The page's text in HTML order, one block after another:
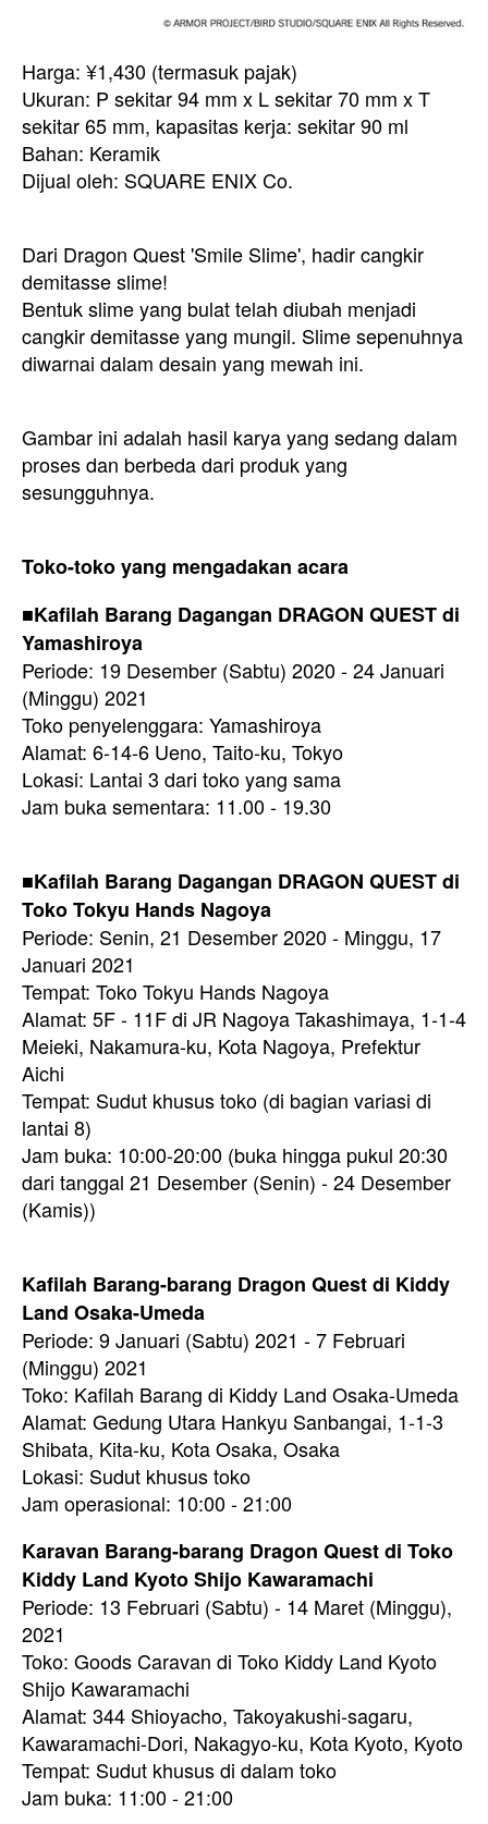
Harga: ¥1,430 (termasuk pajak)
Ukuran: P sekitar 94 mm x L sekitar 70 mm x T
sekitar 65 mm, kapasitas kerja: sekitar 90 ml
Bahan: Keramik
Dijual oleh: SQUARE ENIX Co.
Dari Dragon Quest 'Smile Slime', hadir cangkir
demitasse slime!
Bentuk slime yang bulat telah diubah menjadi
cangkir demitasse yang mungil. Slime sepenuhnya
diwarnai dalam desain yang mewah ini.
Gambar ini adalah hasil karya yang sedang dalam
proses dan berbeda dari produk yang
sesungguhnya.
Toko-toko yang mengadakan acara
■Kafilah Barang Dagangan DRAGON QUEST di
Yamashiroya
Periode: 19 Desember (Sabtu) 2020 - 24 Januari
(Minggu) 2021
Toko penyelenggara: Yamashiroya
Alamat: 6-14-6 Ueno, Taito-ku, Tokyo
Lokasi: Lantai 3 dari toko yang sama
Jam buka sementara: 11.00 - 19.30
■Kafilah Barang Dagangan DRAGON QUEST di
Toko Tokyu Hands Nagoya
Periode: Senin, 21 Desember 2020 - Minggu, 17
Januari 2021
Tempat: Toko Tokyu Hands Nagoya
Alamat: 5F - 11F di JR Nagoya Takashimaya, 1-1-4
Meieki, Nakamura-ku, Kota Nagoya, Prefektur
Aichi
Tempat: Sudut khusus toko (di bagian variasi di
lantai 8)
Jam buka: 10:00-20:00 (buka hingga pukul 20:30
dari tanggal 21 Desember (Senin) - 24 Desember
(Kamis))
Kafilah Barang-barang Dragon Quest di Kiddy
Land Osaka-Umeda
Periode: 9 Januari (Sabtu) 2021 - 7 Februari
(Minggu) 2021
Toko: Kafilah Barang di Kiddy Land Osaka-Umeda
Alamat: Gedung Utara Hankyu Sanbangai, 1-1-3
Shibata, Kita-ku, Kota Osaka, Osaka
Lokasi: Sudut khusus toko
Jam operasional: 10:00 - 21:00
Karavan Barang-barang Dragon Quest di Toko
Kiddy Land Kyoto Shijo Kawaramachi
Periode: 13 Februari (Sabtu) - 14 Maret (Minggu),
2021
Toko: Goods Caravan di Toko Kiddy Land Kyoto
Shijo Kawaramachi
Alamat: 344 Shioyacho, Takoyakushi-sagaru,
Kawaramachi-Dori, Nakagyo-ku, Kota Kyoto, Kyoto
Tempat: Sudut khusus di dalam toko
Jam buka: 11:00 - 21:00